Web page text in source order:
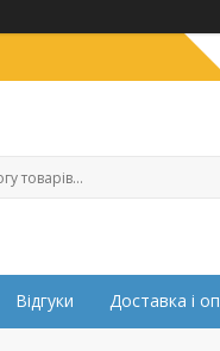
Відгуки Доставка і